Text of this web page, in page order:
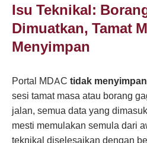
Isu Teknikal:
Dimuatkan, Tamat
Menyimpan
Portal MDAC tidak
sesi tamat masa atau borang
jalan, semua data yang
mesti memulakan semula dari
teknikal diselesaikan dengan